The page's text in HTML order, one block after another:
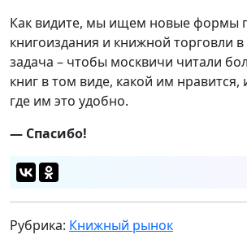
Как видите, мы ищем новые формы
книгоиздания и книжной торговли в
задача – чтобы москвичи читали
книг в том виде, какой им нравится,
где им это удобно.
— Спасибо!
Рубрика: Книжный рынок